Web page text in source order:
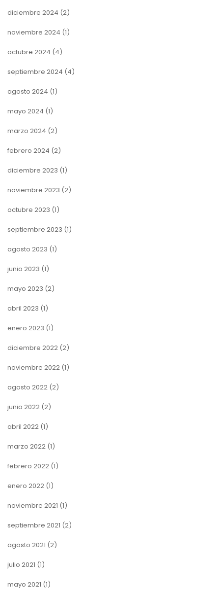
diciembre 2024 (2)
noviembre 2024 (1)
octubre 2024 (4)
septiembre 2024 (4)
agosto 2024 (1)
mayo 2024 (1)
marzo 2024 (2)
febrero 2024 (2)
diciembre 2023 (1)
noviembre 2023 (2)
octubre 2023 (1)
septiembre 2023 (1)
agosto 2023 (1)
junio 2023 (1)
mayo 2023 (2)
abril 2023 (1)
enero 2023 (1)
diciembre 2022 (2)
noviembre 2022 (1)
agosto 2022 (2)
junio 2022 (2)
abril 2022 (1)
marzo 2022 (1)
febrero 2022 (1)
enero 2022 (1)
noviembre 2021 (1)
septiembre 2021 (2)
agosto 2021 (2)
julio 2021 (1)
mayo 2021 (1)